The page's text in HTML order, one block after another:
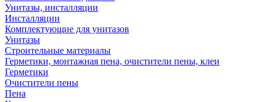
Унитазы, инсталляции
Инсталляции
Комплектующие для унитазов
Унитазы
Строительные материалы
Герметики, монтажная пена, очистители пены, клеи
Герметики
Очистители пены
Пена